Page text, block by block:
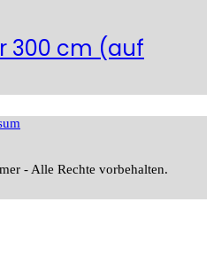
300 cm (auf
- Alle Rechte vorbehalten.